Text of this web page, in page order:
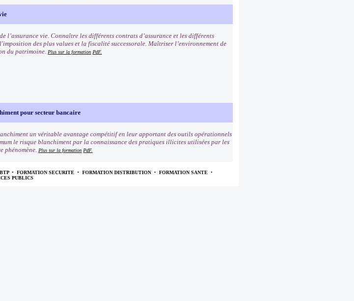
l’assurance vie. Connaître les différents contrats d’assurance et les différents
des plus values et la fiscalité successorale. Maîtriser l’environnement de
du patrimoine. Plus sur la formation PdF.
pour secteur bancaire
un véritable avantage compétitif en leur apportant des outils opérationnels
le risque blanchiment par la connaissance des pratiques illicites utilisées par les
phénomène. Plus sur la formation PdF.
• FORMATION SECURITE • FORMATION DISTRIBUTION • FORMATION SANTE •
PUBLICS